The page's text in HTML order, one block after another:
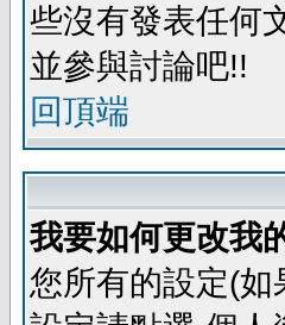
些沒有發表任何
並參與討論吧!!
回頂端
我要如何更改我
您所有的設定(